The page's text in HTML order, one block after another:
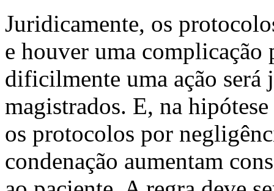
Juridicamente, os
e houver uma complicação
dificilmente uma ação será
magistrados. E, na
os protocolos por
condenação aumentam